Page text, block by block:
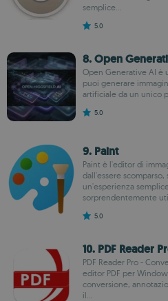
semplice...
5.0
8. Open
Open Generative AI è
puoi generare
artificiale da un unico
5.0
9. Paint
Paint è l'editor di
dall'essere
un'esperienza
sorprendentemente
5.0
10. PDF Reader
PDF Reader Pro -
editor PDF per
conversione,
il...